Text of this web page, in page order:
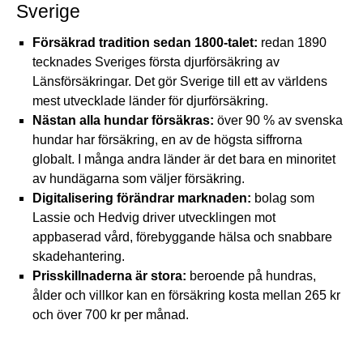
Sverige
Försäkrad tradition sedan 1800-talet: redan 1890
tecknades Sveriges första djurförsäkring av
Länsförsäkringar. Det gör Sverige till ett av världens
mest utvecklade länder för djurförsäkring.
Nästan alla hundar försäkras: över 90 % av svenska
hundar har försäkring, en av de högsta siffrorna
globalt. I många andra länder är det bara en minoritet
av hundägarna som väljer försäkring.
Digitalisering förändrar marknaden: bolag som
Lassie och Hedvig driver utvecklingen mot
appbaserad vård, förebyggande hälsa och snabbare
skadehantering.
Prisskillnaderna är stora: beroende på hundras,
ålder och villkor kan en försäkring kosta mellan 265 kr
och över 700 kr per månad.